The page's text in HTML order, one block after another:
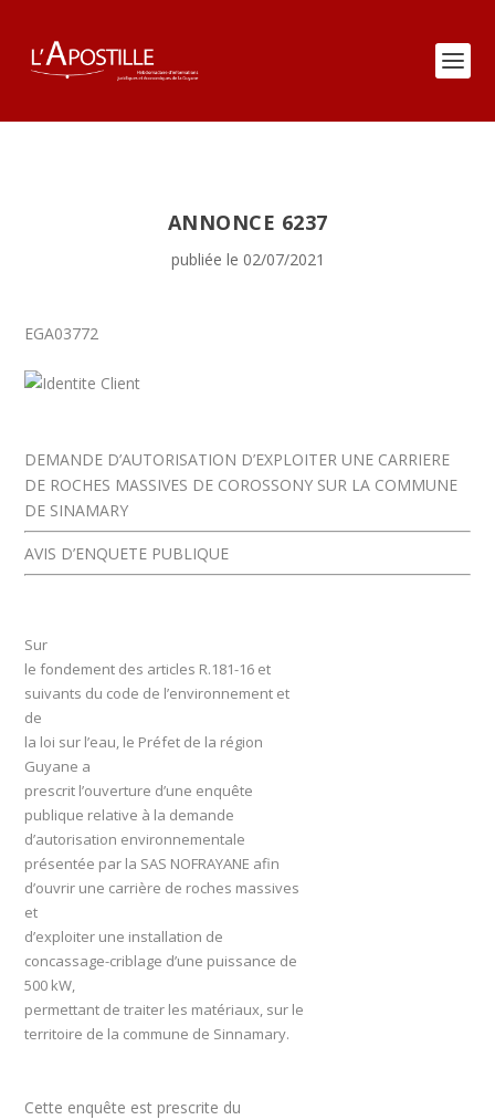
ANNONCE 6237
publiée le 02/07/2021
EGA03772
DEMANDE D’AUTORISATION D’EXPLOITER UNE CARRIERE
DE ROCHES MASSIVES DE COROSSONY SUR LA COMMUNE
DE SINAMARY
AVIS D’ENQUETE PUBLIQUE
Sur
le fondement des articles R.181-16 et
suivants du code de l’environnement et
de
la loi sur l’eau, le Préfet de la région
Guyane a
prescrit l’ouverture d’une enquête
publique relative à la demande
d’autorisation environnementale
présentée par la SAS NOFRAYANE afin
d’ouvrir une carrière de roches massives
et
d’exploiter une installation de
concassage-criblage d’une puissance de
500 kW,
permettant de traiter les matériaux, sur le
territoire de la commune de Sinnamary.
Cette enquête est prescrite du